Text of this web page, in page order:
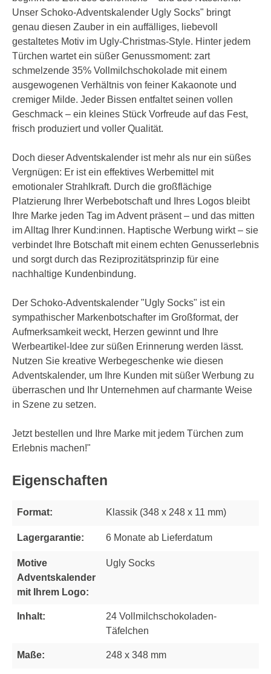
Unser Schoko-Adventskalender Ugly Socks" bringt
genau diesen Zauber in ein auffälliges, liebevoll
gestaltetes Motiv im Ugly-Christmas-Style. Hinter jedem
Türchen wartet ein süßer Genussmoment: zart
schmelzende 35% Vollmilchschokolade mit einem
ausgewogenen Verhältnis von feiner Kakaonote und
cremiger Milde. Jeder Bissen entfaltet seinen vollen
Geschmack – ein kleines Stück Vorfreude auf das Fest,
frisch produziert und voller Qualität.
Doch dieser Adventskalender ist mehr als nur ein süßes
Vergnügen: Er ist ein effektives Werbemittel mit
emotionaler Strahlkraft. Durch die großflächige
Platzierung Ihrer Werbebotschaft und Ihres Logos bleibt
Ihre Marke jeden Tag im Advent präsent – und das mitten
im Alltag Ihrer Kund:innen. Haptische Werbung wirkt – sie
verbindet Ihre Botschaft mit einem echten Genusserlebnis
und sorgt durch das Reziprozitätsprinzip für eine
nachhaltige Kundenbindung.
Der Schoko-Adventskalender "Ugly Socks" ist ein
sympathischer Markenbotschafter im Großformat, der
Aufmerksamkeit weckt, Herzen gewinnt und Ihre
Werbeartikel-Idee zur süßen Erinnerung werden lässt.
Nutzen Sie kreative Werbegeschenke wie diesen
Adventskalender, um Ihre Kunden mit süßer Werbung zu
überraschen und Ihr Unternehmen auf charmante Weise
in Szene zu setzen.
Jetzt bestellen und Ihre Marke mit jedem Türchen zum
Erlebnis machen!"
Eigenschaften
Format: Klassik (348 x 248 x 11 mm)
Lagergarantie: 6 Monate ab Lieferdatum
Motive
Adventskalender
mit Ihrem Logo:
Ugly Socks
Inhalt:
24 Vollmilchschokoladen-
Täfelchen
Maße: 248 x 348 mm